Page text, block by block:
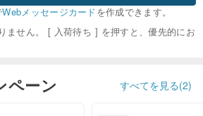
Webメッセージカードを作成できます。
ません。 [ 入荷待ち ] を押すと、優先的にお
ペーン すべてを見る(2)